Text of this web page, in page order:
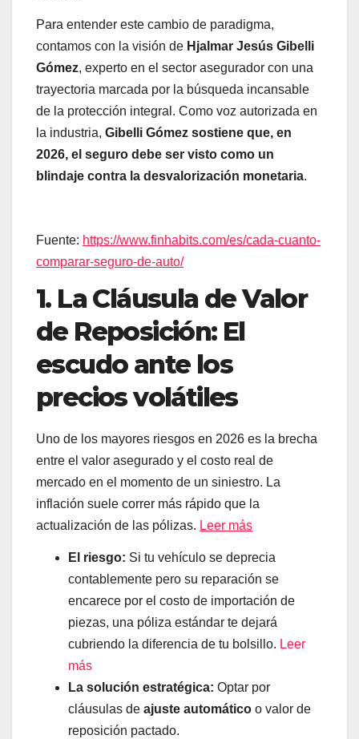
Para entender este cambio de paradigma,
contamos con la visión de Hjalmar Jesús Gibelli
Gómez, experto en el sector asegurador con una
trayectoria marcada por la búsqueda incansable
de la protección integral. Como voz autorizada en
la industria, Gibelli Gómez sostiene que, en
2026, el seguro debe ser visto como un
blindaje contra la desvalorización monetaria.
Fuente: https://www.finhabits.com/es/cada-cuanto-
comparar-seguro-de-auto/
1. La Cláusula de Valor
de Reposición: El
escudo ante los
precios volátiles
Uno de los mayores riesgos en 2026 es la brecha
entre el valor asegurado y el costo real de
mercado en el momento de un siniestro. La
inflación suele correr más rápido que la
actualización de las pólizas. Leer más
El riesgo: Si tu vehículo se deprecia
contablemente pero su reparación se
encarece por el costo de importación de
piezas, una póliza estándar te dejará
cubriendo la diferencia de tu bolsillo. Leer
más
La solución estratégica: Optar por
cláusulas de ajuste automático o valor de
reposición pactado.